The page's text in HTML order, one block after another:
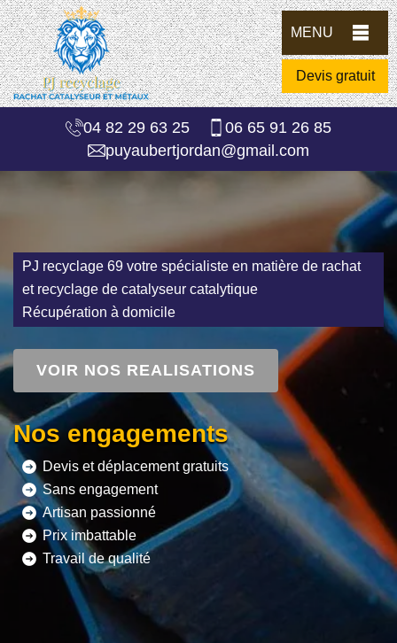
MENU
Devis gratuit
04 82 29 63 25
06 65 91 26 85
puyaubertjordan@gmail.com
PJ recyclage 69 votre spécialiste en matière de rachat
et recyclage de catalyseur catalytique
Récupération à domicile
VOIR NOS REALISATIONS
Nos engagements
Devis et déplacement gratuits
Sans engagement
Artisan passionné
Prix imbattable
Travail de qualité